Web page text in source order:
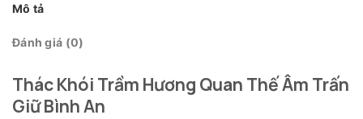
Mô tả
Đánh giá (0)
Thác Khói Trầm Hương Quan Thế Âm Trấn
Giữ Bình An